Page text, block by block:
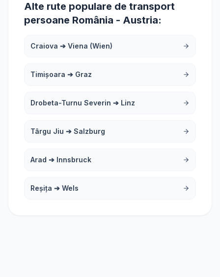
Alte rute populare de transport
persoane România - Austria:
Craiova ➔ Viena (Wien)
Timișoara ➔ Graz
Drobeta-Turnu Severin ➔ Linz
Târgu Jiu ➔ Salzburg
Arad ➔ Innsbruck
Reșița ➔ Wels